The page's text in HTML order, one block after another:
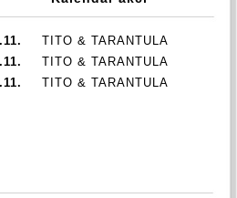
TITO & TARANTULA
TITO & TARANTULA
TITO & TARANTULA